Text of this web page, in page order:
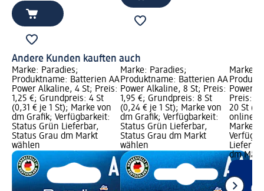
Andere Kunden kauften auch
Marke: Paradies;
Produktname: Batterien AA
Power Alkaline, 4 St; Preis:
1,25 €; Grundpreis: 4 St
(0,31 € je 1 St); Marke von
dm Grafik; Verfügbarkeit:
Status Grün Lieferbar,
Status Grau dm Markt
wählen
Marke: Paradies;
Produktname: Batterien AA
Power Alkaline, 8 St; Preis:
1,95 €; Grundpreis: 8 St
(0,24 € je 1 St); Marke von
dm Grafik; Verfügbarkeit:
Status Grün Lieferbar,
Status Grau dm Markt
wählen
Marke:
Power
Preis:
20 St
online
Marke
dm